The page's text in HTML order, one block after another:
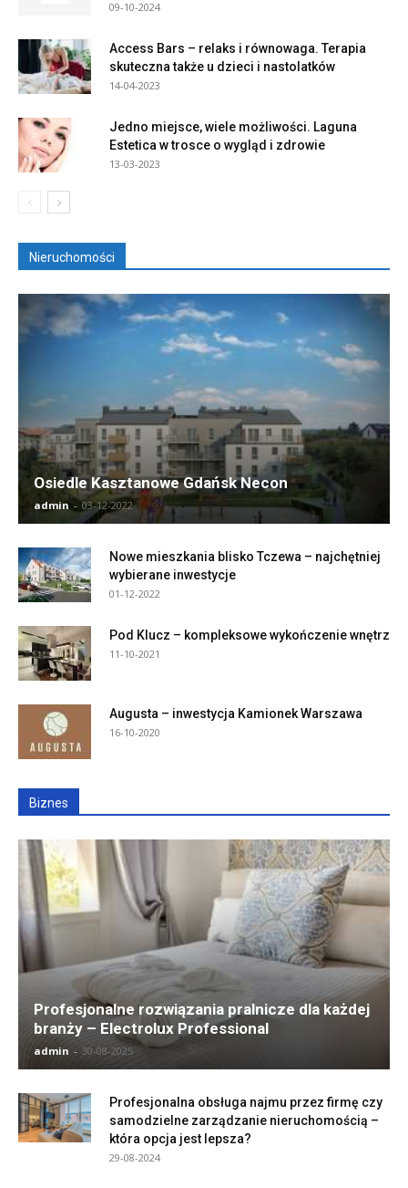
09-10-2024
Access Bars – relaks i równowaga. Terapia
skuteczna także u dzieci i nastolatków
14-04-2023
Jedno miejsce, wiele możliwości. Laguna
Estetica w trosce o wygląd i zdrowie
13-03-2023
Nieruchomości
Osiedle Kasztanowe Gdańsk Necon
admin - 03-12-2022
Nowe mieszkania blisko Tczewa – najchętniej
wybierane inwestycje
01-12-2022
Pod Klucz – kompleksowe wykończenie wnętrz
11-10-2021
Augusta – inwestycja Kamionek Warszawa
16-10-2020
Biznes
Profesjonalne rozwiązania pralnicze dla każdej
branży – Electrolux Professional
admin - 30-08-2025
Profesjonalna obsługa najmu przez firmę czy
samodzielne zarządzanie nieruchomością –
która opcja jest lepsza?
29-08-2024